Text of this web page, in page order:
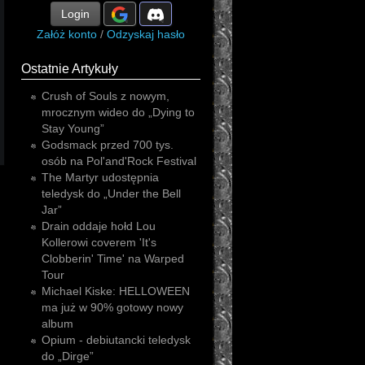
Login
Załóż konto / Odzyskaj hasło
Ostatnie Artykuły
Crush of Souls z nowym,
mrocznym wideo do „Dying to
Stay Young”
Godsmack przed 700 tys.
osób na Pol'and'Rock Festival
The Martyr udostępnia
teledysk do „Under the Bell
Jar”
Drain oddaje hołd Lou
Kollerowi coverem 'It's
Clobberin' Time' na Warped
Tour
Michael Kiske: HELLOWEEN
ma już w 90% gotowy nowy
album
Opium - debiutancki teledysk
do „Dirge”